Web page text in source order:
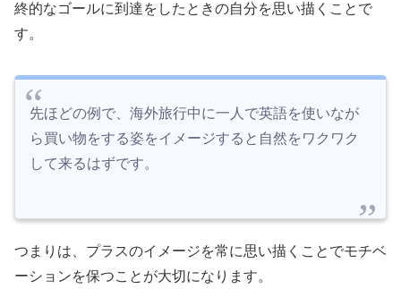
終的なゴールに到達をしたときの自分を思い描くことで
す。
先ほどの例で、海外旅行中に一人で英語を使いなが
ら買い物をする姿をイメージすると自然をワクワク
して来るはずです。
つまりは、プラスのイメージを常に思い描くことでモチベ
ーションを保つことが大切になります。